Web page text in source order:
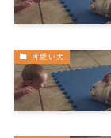
可愛い犬